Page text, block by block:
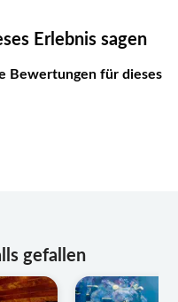
Erlebnis sagen
Bewertungen für dieses
gefallen